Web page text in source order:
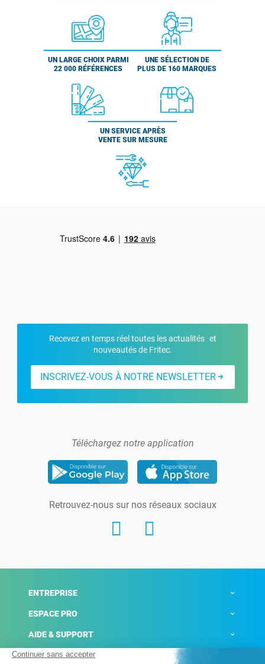
UN LARGE CHOIX PARMI
22 000 RÉFÉRENCES
UNE SÉLECTION DE
PLUS DE 160 MARQUES
UN SERVICE APRÈS
VENTE SUR MESURE
Recevez en temps réel toutes les actualités et
nouveautés de Fritec.
INSCRIVEZ-VOUS À NOTRE NEWSLETTER
Téléchargez notre application
Retrouvez-nous sur nos réseaux sociaux
ENTREPRISE
ESPACE PRO
AIDE & SUPPORT
ACTUALITÉS